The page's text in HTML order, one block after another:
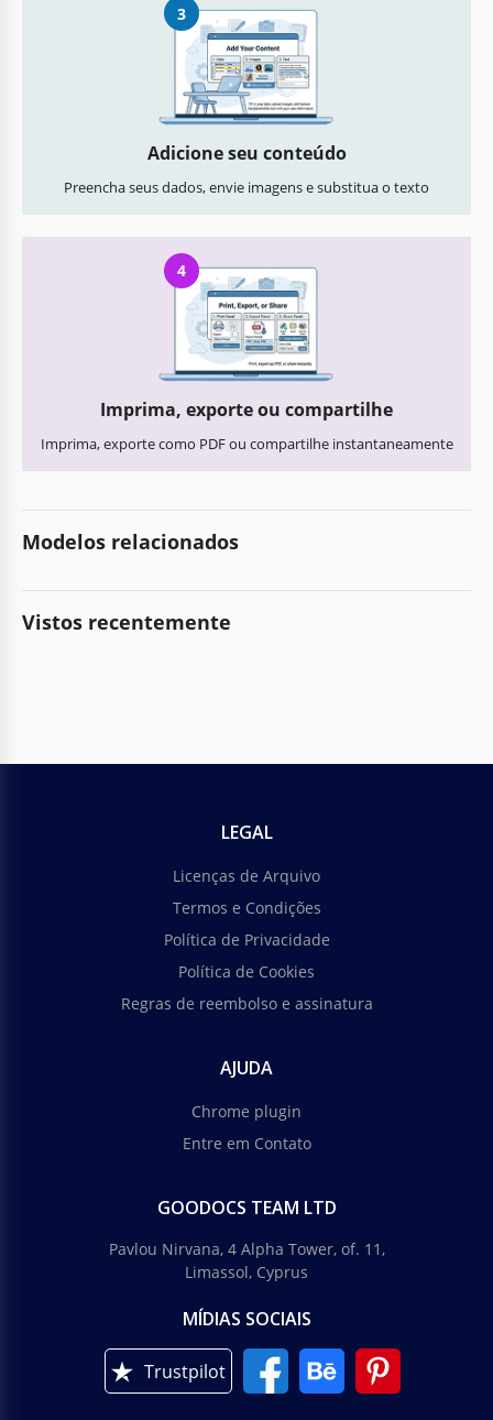
3
Adicione seu conteúdo
Preencha seus dados, envie imagens e substitua o texto
4
Imprima, exporte ou compartilhe
Imprima, exporte como PDF ou compartilhe instantaneamente
Modelos relacionados
Vistos recentemente
LEGAL
Licenças de Arquivo
Termos e Condições
Política de Privacidade
Política de Cookies
Regras de reembolso e assinatura
AJUDA
Chrome plugin
Entre em Contato
GOODOCS TEAM LTD
Pavlou Nirvana, 4 Alpha Tower, of. 11,
Limassol, Cyprus
MÍDIAS SOCIAIS
Trustpilot